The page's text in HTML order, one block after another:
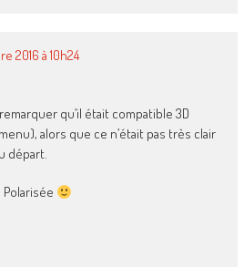
2016 à 10h24
qu’il était compatible 3D
alors que ce n’était pas très clair
départ.